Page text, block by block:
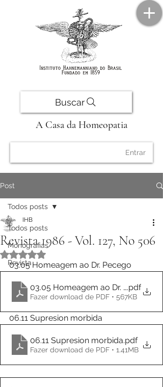
Buscar
A Casa da Homeopatia
Entrar
Post
Todos posts
Monografias
Revista
Todos posts
Revista 1986 - Vol. 127, No 506
IHB
Avaliado com NaN de 5 estrelas.
03.05 Homeagem ao Dr. Pecego
03.05 Homeagem ao Dr. Pecego
.pdf
Fazer download de PDF • 567KB
06.11 Supresion morbida
06.11 Supresion morbida.pdf
Fazer download de PDF • 1.41MB